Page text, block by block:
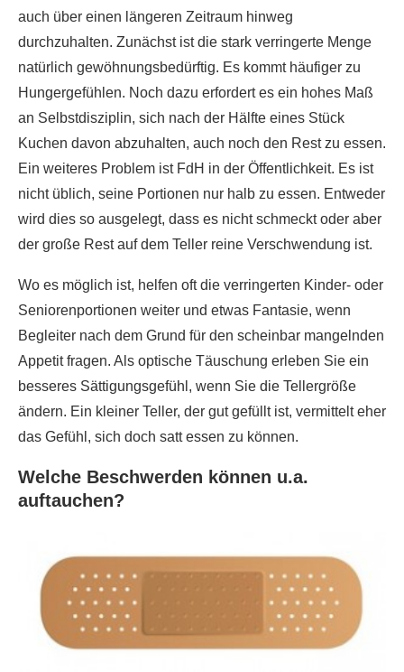
auch über einen längeren Zeitraum hinweg
durchzuhalten. Zunächst ist die stark verringerte Menge
natürlich gewöhnungsbedürftig. Es kommt häufiger zu
Hungergefühlen. Noch dazu erfordert es ein hohes Maß
an Selbstdisziplin, sich nach der Hälfte eines Stück
Kuchen davon abzuhalten, auch noch den Rest zu essen.
Ein weiteres Problem ist FdH in der Öffentlichkeit. Es ist
nicht üblich, seine Portionen nur halb zu essen. Entweder
wird dies so ausgelegt, dass es nicht schmeckt oder aber
der große Rest auf dem Teller reine Verschwendung ist.
Wo es möglich ist, helfen oft die verringerten Kinder- oder
Seniorenportionen weiter und etwas Fantasie, wenn
Begleiter nach dem Grund für den scheinbar mangelnden
Appetit fragen. Als optische Täuschung erleben Sie ein
besseres Sättigungsgefühl, wenn Sie die Tellergröße
ändern. Ein kleiner Teller, der gut gefüllt ist, vermittelt eher
das Gefühl, sich doch satt essen zu können.
Welche Beschwerden können u.a.
auftauchen?